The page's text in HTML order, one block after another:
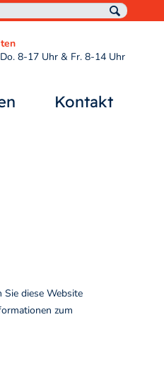
8-17 Uhr & Fr. 8-14 Uhr
Kontakt
diese Website
zum